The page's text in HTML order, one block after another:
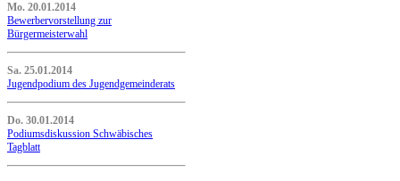
Mo. 20.01.2014
Bewerbervorstellung zur
Bürgermeisterwahl
Sa. 25.01.2014
Jugendpodium des Jugendgemeinderats
Do. 30.01.2014
Podiumsdiskussion Schwäbisches
Tagblatt